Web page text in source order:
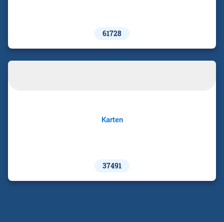
61728
Karten
37491